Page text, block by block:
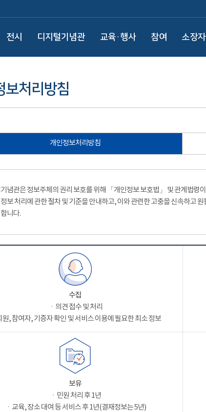
전시 디지털기념관 교육·행사 참여 소장
보처리방침
개인정보처리방침
념관은 정보주체의 권리 보호를 위해 「개인정보 보호법」 및 관계법령
보 처리에 관한 절차 및 기준을 안내하고, 이와 관련한 고충을 신속하고
니다.
수집
ㆍ의견 접수 및 처리
원, 참여자, 기증자 확인 및 서비스 이용에 필요한 최소 정보
보유
ㆍ민원 처리 후 1년
ㆍ교육, 장소 대여 등 서비스 후 1년(결재정보는 5년)